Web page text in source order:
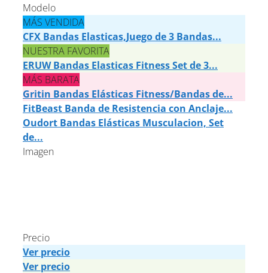
Modelo
MÁS VENDIDA
CFX Bandas Elasticas,Juego de 3 Bandas...
NUESTRA FAVORITA
ERUW Bandas Elasticas Fitness Set de 3...
MÁS BARATA
Gritin Bandas Elásticas Fitness/Bandas de...
FitBeast Banda de Resistencia con Anclaje...
Oudort Bandas Elásticas Musculacion, Set
de...
Imagen
Precio
Ver precio
Ver precio